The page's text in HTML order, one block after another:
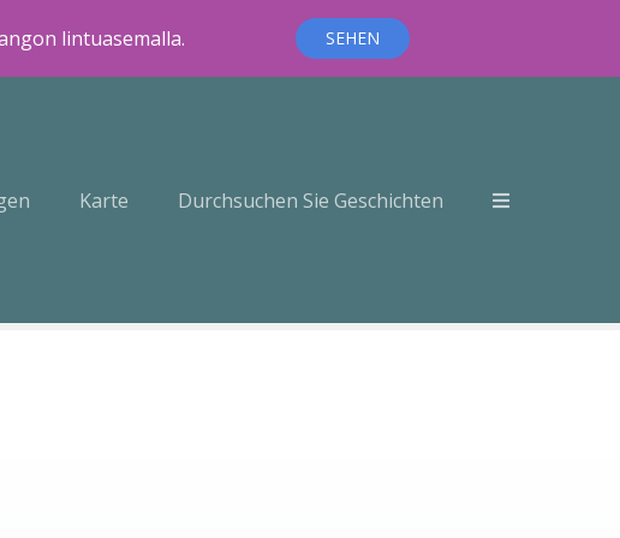
lintuasemalla. SEHEN
Karte Durchsuchen Sie Geschichten